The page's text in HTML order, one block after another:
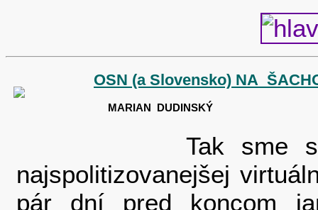
OSN (a Slovensko) NA
MARIAN DUDINSKÝ
Tak sme si to
najspolitizovanejšej
pár dní pred koncom